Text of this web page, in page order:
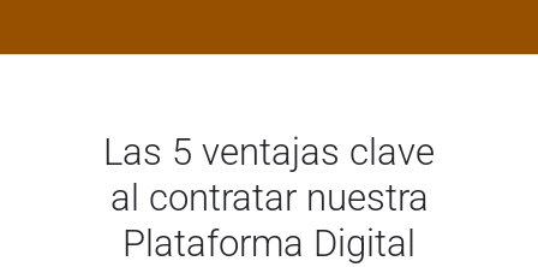
Las 5 ventajas clave
al contratar nuestra
Plataforma Digital